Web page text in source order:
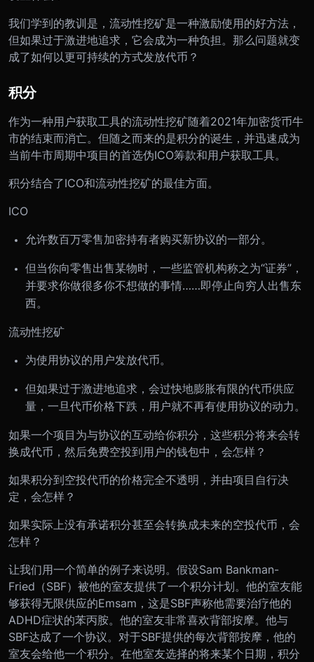
我们学到的教训是，流动性挖矿是一种激励使用的好方法，
但如果过于激进地追求，它会成为一种负担。那么问题就变
成了如何以更可持续的方式发放代币？
积分
作为一种用户获取工具的流动性挖矿随着2021年加密货币牛
市的结束而消亡。但随之而来的是积分的诞生，并迅速成为
当前牛市周期中项目的首选伪ICO筹款和用户获取工具。
积分结合了ICO和流动性挖矿的最佳方面。
ICO
允许数百万零售加密持有者购买新协议的一部分。
但当你向零售出售某物时，一些监管机构称之为“证券”，
并要求你做很多你不想做的事情……即停止向穷人出售东
西。
流动性挖矿
为使用协议的用户发放代币。
但如果过于激进地追求，会过快地膨胀有限的代币供应
量，一旦代币价格下跌，用户就不再有使用协议的动力。
如果一个项目为与协议的互动给你积分，这些积分将来会转
换成代币，然后免费空投到用户的钱包中，会怎样？
如果积分到空投代币的价格完全不透明，并由项目自行决
定，会怎样？
如果实际上没有承诺积分甚至会转换成未来的空投代币，会
怎样？
让我们用一个简单的例子来说明。假设Sam Bankman-
Fried（SBF）被他的室友提供了一个积分计划。他的室友能
够获得无限供应的Emsam，这是SBF声称他需要治疗他的
ADHD症状的苯丙胺。他的室友非常喜欢背部按摩。他与
SBF达成了一个协议。对于SBF提供的每次背部按摩，他的
室友会给他一个积分。在他室友选择的将来某个日期，积分